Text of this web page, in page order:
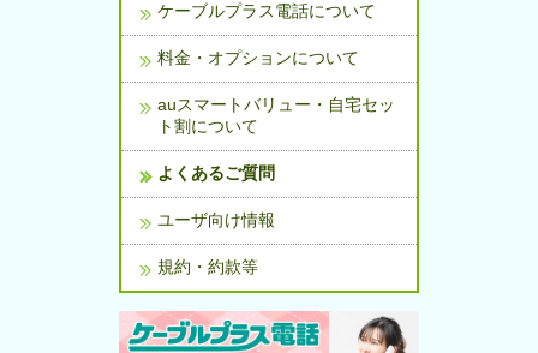
ケーブルプラス電話について
料金・オプションについて
auスマートバリュー・自宅セッ
ト割について
よくあるご質問
ユーザ向け情報
規約・約款等